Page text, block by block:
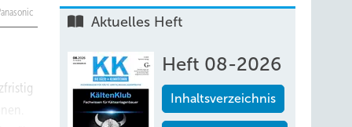
Aktuelles Heft
Heft 08-2026
Inhaltsverzeichnis